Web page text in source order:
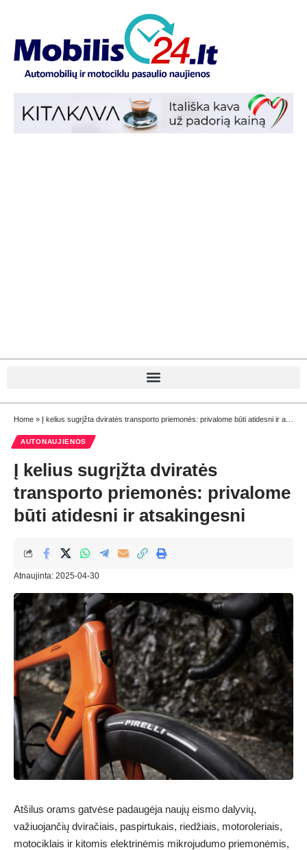
Home » Į kelius sugrįžta dviratės transporto priemonės: privalome būti atidesni ir atsakingesni
AUTONAUJIENOS
Į kelius sugrįžta dviratės
transporto priemonės: privalome
būti atidesni ir atsakingesni
Atnaujinta: 2025-04-30
Atšilus orams gatvėse padaugėja naujų eismo dalyvių,
važiuojančių dviračiais, paspirtukais, riedžiais, motoroleriais,
motociklais ir kitomis elektrinėmis mikrojudumo priemonėmis,